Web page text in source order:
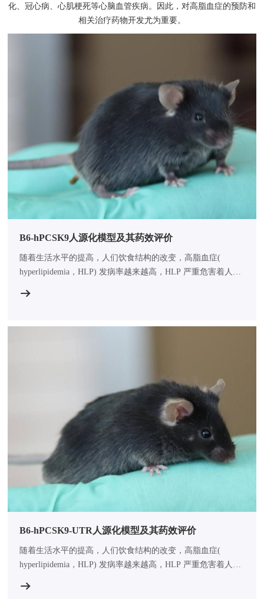
化、冠心病、心肌梗死等心脑血管疾病。因此，对高脂血症的预防和
相关治疗药物开发尤为重要。
B6-hPCSK9人源化模型及其药效评价
随着生活水平的提高，人们饮食结构的改变，高脂血症(
hyperlipidemia，HLP) 发病率越来越高，HLP 严重危害着人类
B6-hPCSK9-UTR人源化模型及其药效评价
随着生活水平的提高，人们饮食结构的改变，高脂血症(
hyperlipidemia，HLP) 发病率越来越高，HLP 严重危害着人类